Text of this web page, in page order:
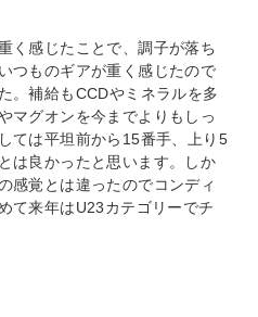
く感じたことで、調子が落ち
つものギアが重く感じたので
。補給もCCDやミネラルを多
マグオンを今までよりもしっ
ては平坦前から15番手、上り5
は良かったと思います。しか
感覚とは違ったのでコンディ
て来年はU23カテゴリーでチ